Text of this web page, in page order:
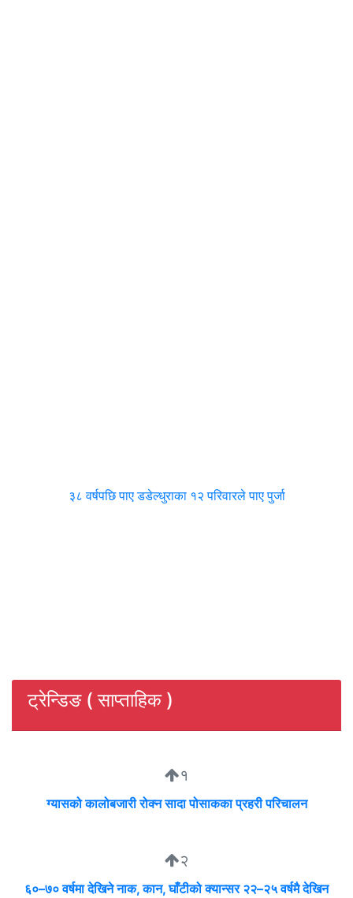
३८ वर्षपछि पाए डडेल्धुराका १२ परिवारले पाए पुर्जा
ट्रेन्डिङ ( साप्ताहिक )
१
ग्यासको कालोबजारी रोक्न सादा पोसाकका प्रहरी परिचालन
२
६०–७० वर्षमा देखिने नाक, कान, घाँटीको क्यान्सर २२–२५ वर्षमै देखिन